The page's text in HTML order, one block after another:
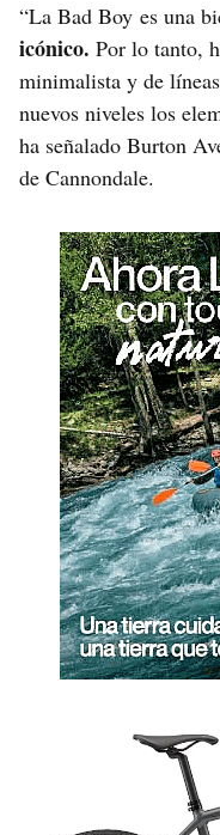
“La Bad Boy es una
icónico. Por lo tanto,
minimalista y de
nuevos niveles los
ha señalado Burton
de Cannondale.